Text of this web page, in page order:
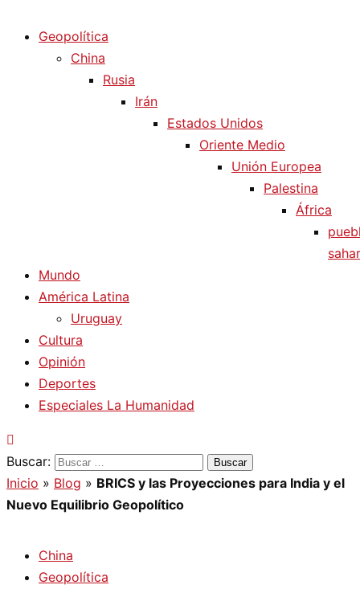
Geopolítica
China
Rusia
Irán
Estados Unidos
Oriente Medio
Unión Europea
Palestina
África
Mundo
América Latina
Uruguay
Cultura
Opinión
Deportes
Especiales La Humanidad
Buscar:
Inicio » Blog » BRICS y las Proyecciones para India y el
Nuevo Equilibrio Geopolítico
China
Geopolítica